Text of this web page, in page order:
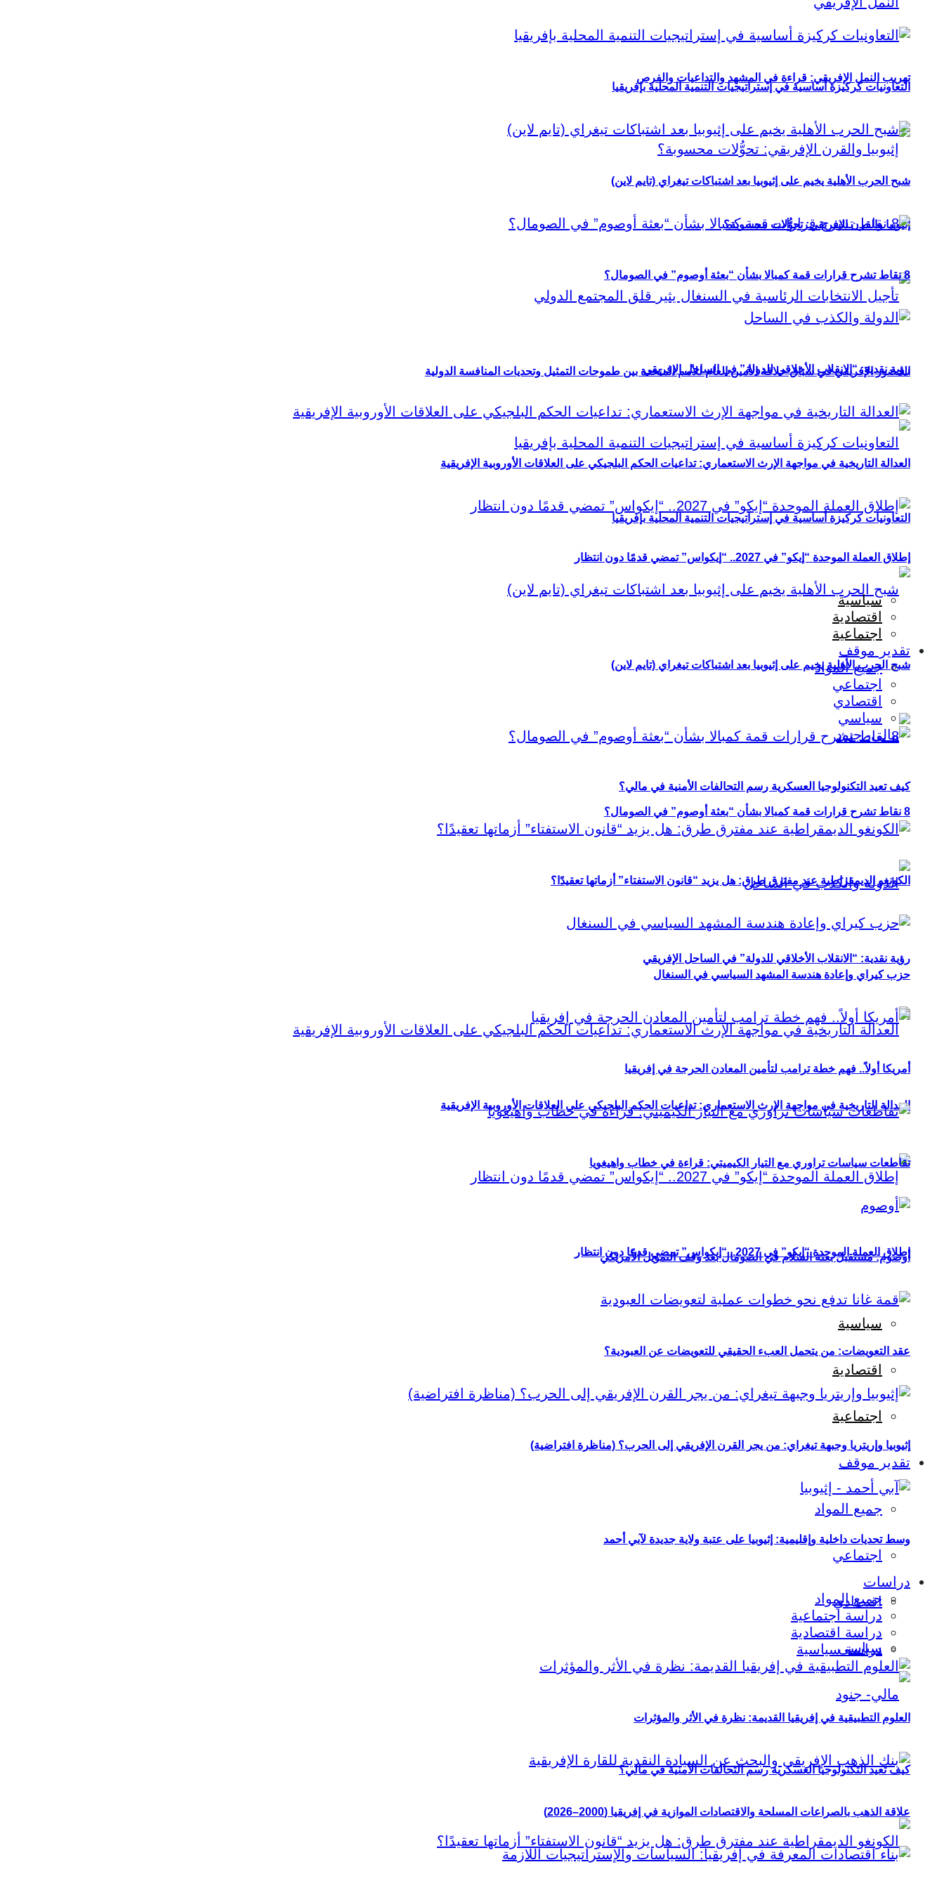
تهريب النمل الإفريقي: قراءة في المشهد والتداعيات والفرص
إثيوبيا والقرن الإفريقي: تحوُّلات محسوبة؟
الحضور الإفريقي في سباق خلافة الأمين العام للأمم المتحدة بين طموحات التمثيل وتحديات المنافسة الدولية
التعاونيات كركيزة أساسية في إستراتيجيات التنمية المحلية بإفريقيا
شبح الحرب الأهلية يخيم على إثيوبيا بعد اشتباكات تيغراي (تايم لاين)
8 نقاط تشرح قرارات قمة كمبالا بشأن “بعثة أوصوم” في الصومال؟
رؤية نقدية: “الانقلاب الأخلاقي للدولة” في الساحل الإفريقي
العدالة التاريخية في مواجهة الإرث الاستعماري: تداعيات الحكم البلجيكي على العلاقات الأوروبية الإفريقية
إطلاق العملة الموحدة “إيكو” في 2027.. “إيكواس” تمضي قدمًا دون انتظار
سياسية
اقتصادية
اجتماعية
تقدير موقف
جميع المواد
اجتماعي
اقتصادي
سياسي
كيف تعيد التكنولوجيا العسكرية رسم التحالفات الأمنية في مالي؟
التعاونيات كركيزة أساسية في إستراتيجيات التنمية المحلية بإفريقيا
شبح الحرب الأهلية يخيم على إثيوبيا بعد اشتباكات تيغراي (تايم لاين)
8 نقاط تشرح قرارات قمة كمبالا بشأن “بعثة أوصوم” في الصومال؟
رؤية نقدية: “الانقلاب الأخلاقي للدولة” في الساحل الإفريقي
العدالة التاريخية في مواجهة الإرث الاستعماري: تداعيات الحكم البلجيكي على العلاقات الأوروبية الإفريقية
إطلاق العملة الموحدة “إيكو” في 2027.. “إيكواس” تمضي قدمًا دون انتظار
سياسية
اقتصادية
اجتماعية
تقدير موقف
جميع المواد
اجتماعي
اقتصادي
سياسي
كيف تعيد التكنولوجيا العسكرية رسم التحالفات الأمنية في مالي؟
الكونغو الديمقراطية عند مفترق طرق: هل يزيد “قانون الاستفتاء” أزماتها تعقيدًا؟
حزب كيراي وإعادة هندسة المشهد السياسي في السنغال
أمريكا أولاً.. فهم خطة ترامب لتأمين المعادن الحرجة في إفريقيا
تقاطعات سياسات تراوري مع التيار الكيميتي: قراءة في خطاب واهيغويا
أوصوم: مستقبل بعثة السلام في الصومال بعد وقف التمويل الأمريكي
عقد التعويضات: من يتحمل العبء الحقيقي للتعويضات عن العبودية؟
إثيوبيا وإريتريا وجبهة تيغراي: من يجر القرن الإفريقي إلى الحرب؟ (مناظرة افتراضية)
وسط تحديات داخلية وإقليمية: إثيوبيا على عتبة ولاية جديدة لآبي أحمد
دراسات
جميع المواد
دراسة اجتماعية
دراسة اقتصادية
دراسة سياسية
العلوم التطبيقية في إفريقيا القديمة: نظرة في الأثر والمؤثرات
علاقة الذهب بالصراعات المسلحة والاقتصادات الموازية في إفريقيا (2000–2026)